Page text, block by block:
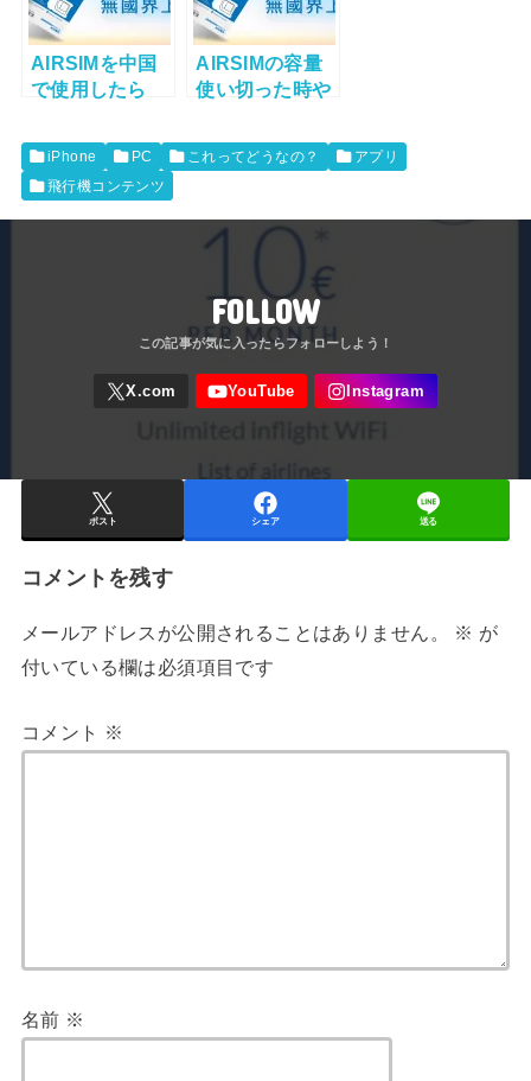
AIRSIMを中国
で使用したら
LINE、Twitter
などが使えるの
か
AIRSIMの容量
使い切った時や
は？
iPhone PC これってどうなの？
アプリ
飛行機コンテンツ
FOLLOW
ポスト シェア 送る
コメントを残す
メールアドレスが公開されることはありません。 ※ が
付いている欄は必須項目です
コメント ※
名前 ※